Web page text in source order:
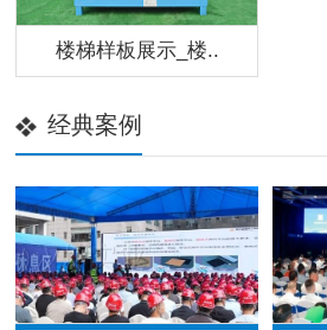
楼梯样板展示_楼..
经典案例